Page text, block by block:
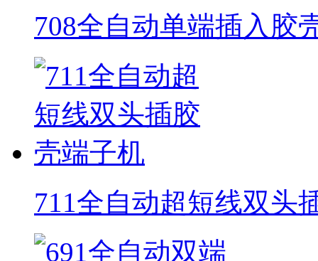
708全自动单端插入胶
711全自动超短线双头